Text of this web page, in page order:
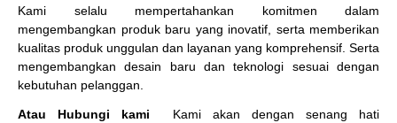
Kami selalu mempertahankan komitmen dalam
mengembangkan produk baru yang inovatif, serta memberikan
kualitas produk unggulan dan layanan yang komprehensif. Serta
mengembangkan desain baru dan teknologi sesuai dengan
kebutuhan pelanggan.
Atau Hubungi kami
Kami akan dengan senang hati